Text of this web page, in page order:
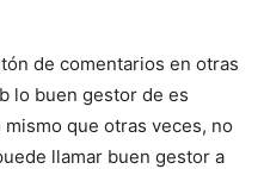
de comentarios en otras
lo buen gestor de es
que otras veces, no
llamar buen gestor a